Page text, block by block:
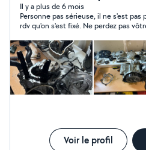
également très habile pour
manuels. Sérieux et enthousiaste ! Hâte de pouvoir vous
rencontrer et vous aidez dans
Il y a plus de 6 mois
Personne pas sérieuse, il ne s'est
rdv qu'on s'est fixé. Ne perdez pas
Voir le profil